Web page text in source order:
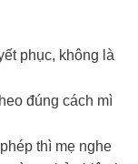
phục, không là
đúng cách mì
thì mẹ nghe